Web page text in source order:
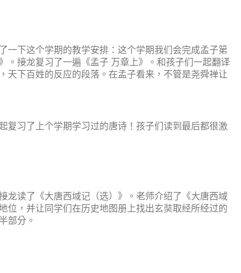
一下这个学期的教学安排：这个学期我们会完成孟子第
。接龙复习了一遍《孟子 万章上》。和孩子们一起翻译
天下百姓的反应的段落。在孟子看来，不管是尧舜禅让
复习了上个学期学习过的唐诗！孩子们读到最后都很激
龙读了《大唐西域记（选）》。老师介绍了《大唐西域
位，并让同学们在历史地图册上找出玄奘取经所经过的
部分。